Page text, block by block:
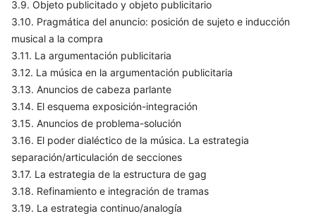
3.9. Objeto publicitado y objeto publicitario
3.10. Pragmática del anuncio: posición de sujeto e inducción
musical a la compra
3.11. La argumentación publicitaria
3.12. La música en la argumentación publicitaria
3.13. Anuncios de cabeza parlante
3.14. El esquema exposición-integración
3.15. Anuncios de problema-solución
3.16. El poder dialéctico de la música. La estrategia
separación/articulación de secciones
3.17. La estrategia de la estructura de gag
3.18. Refinamiento e integración de tramas
3.19. La estrategia continuo/analogía